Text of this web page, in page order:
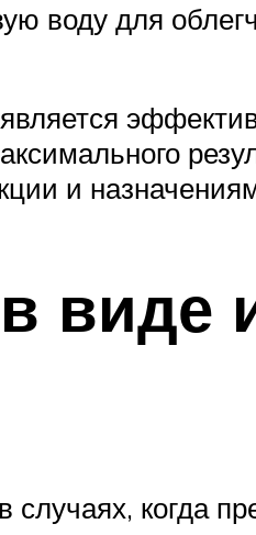
воду для
и
виде
когда